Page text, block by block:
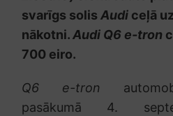
svarīgs solis Audiceļā
nākotni.Audi Q6 e-tron
700 eiro.
Q6 e-tron
pasākumā 4.